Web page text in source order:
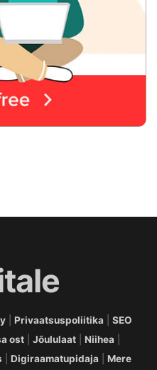
Privaatsuspoliitika
SEO
ost| Jõululaat| Niihea
Digiraamatupidaja Mere